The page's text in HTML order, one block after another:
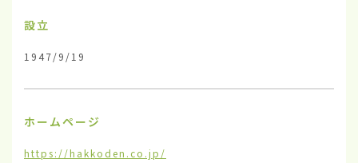
設立
1947/9/19
ホームページ
https://hakkoden.co.jp/